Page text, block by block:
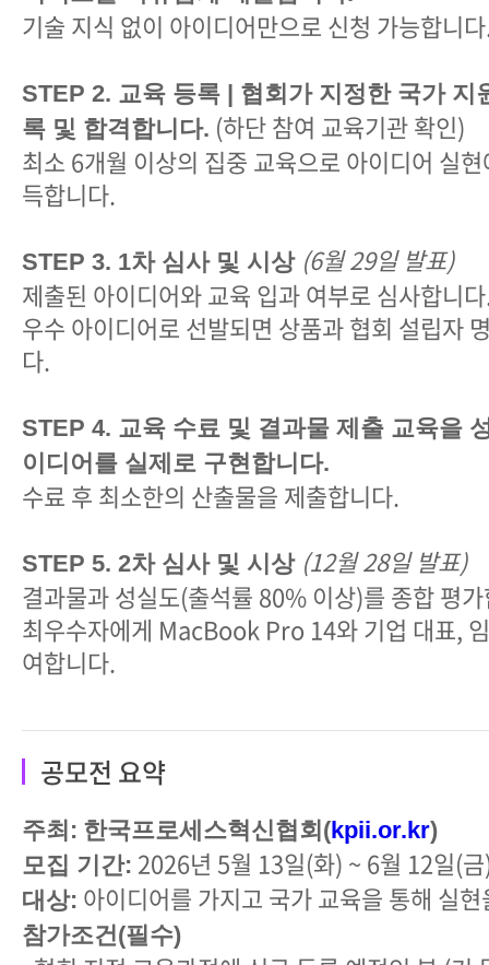
기술 지식 없이 아이디어만으로 신청 가능합니
STEP 2. 교육 등록 | 협회가 지정한 국가 지
록 및 합격합니다. (하단 참여 교육기관 확인)
최소 6개월 이상의 집중 교육으로 아이디어 실
득합니다.
STEP 3. 1차 심사 및 시상 (6월 29일 발표)
제출된 아이디어와 교육 입과 여부로 심사합니
우수 아이디어로 선발되면 상품과 협회 설립자
다.
STEP 4. 교육 수료 및 결과물 제출 교육을
이디어를 실제로 구현합니다.
수료 후 최소한의 산출물을 제출합니다.
STEP 5. 2차 심사 및 시상 (12월 28일 발표)
결과물과 성실도(출석률 80% 이상)를 종합 평
최우수자에게 MacBook Pro 14와 기업 대표,
여합니다.
공모전 요약
주최: 한국프로세스혁신협회(kpii.or.kr)
모집 기간: 2026년 5월 13일(화) ~ 6월 12일(
대상: 아이디어를 가지고 국가 교육을 통해 실
참가조건(필수)